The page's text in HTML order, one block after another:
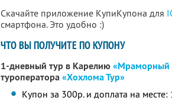
Скачайте приложение КупиКупона для
смартфона. Это удобно :)
ЧТО ВЫ ПОЛУЧИТЕ ПО КУПОНУ
1-дневный тур в Карелию«Мраморный
туроператора«Хохлома Тур»
Купон за 300р. и доплата на